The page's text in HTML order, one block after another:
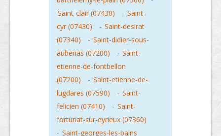
Saint-clair (07430)
- Saint-
cyr (07430)
- Saint-desirat
(07340)
- Saint-didier-sous-
aubenas (07200)
- Saint-
etienne-de-fontbellon
(07200)
- Saint-etienne-de-
lugdares (07590)
- Saint-
felicien (07410)
- Saint-
fortunat-sur-eyrieux (07360)
- Saint-georges-les-bains